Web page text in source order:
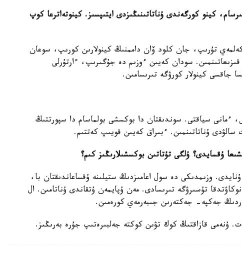
كينو كورگەندى ۇناتاتىنىڭىزدى ايتىپسىز. كينوتەاترعا كوپ
تۇرىپ، جان كلود ۆان داممنىڭ كينولارىن كورىپ، سوعان
قىزىعاتىنمىن. سودان كەيىن ءوزىم دە جۇگىرىپ، ءارتۇرلى
جاقسى كينولار كورۋگە تىرىسامىن.
ءمانى سياقتى. سوندىقتان دا بوكسشى بولماسام دا سپورتتىڭ
سالۋدى ۇناتاتىنمىن. ءبىراق كەيىن قويىپ كەتتىم.
ۇقسايدى؟ ۇلگى تۇتاتىن بوكسشىلارىڭىز كىم؟
وزىمدىكى دە سول اعامىزدىڭ ستيلىنە ۇقساعاندىقتان با،
تۇسىرۋگە تىرىسادى. مەن ۇپايمەن ۇتقاندى ۇناتامىن. ال
جەكپە- جەكتەرىن جىبەرمەي كورەمىن.
ۇنەمى قازاقتىڭ كوك تۋىن كوكتە جەلبىرەتىپ جۇرە بەرىڭىز.